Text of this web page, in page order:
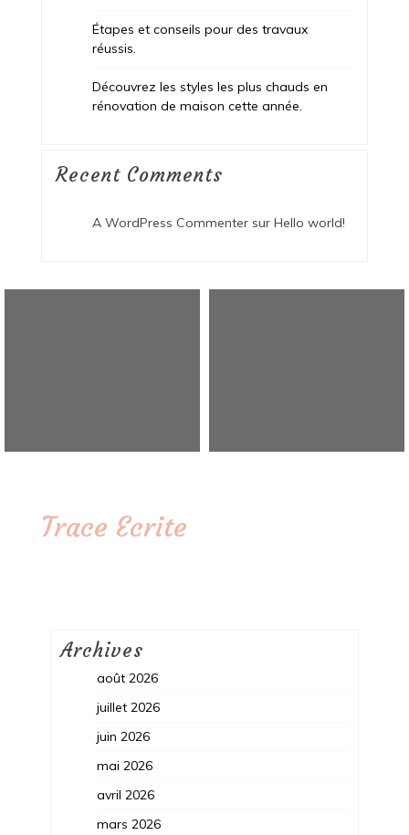
Étapes et conseils pour des travaux
réussis.
Découvrez les styles les plus chauds en
rénovation de maison cette année.
Recent Comments
A WordPress Commentersur Hello world!
Trace Ecrite
Archives
août 2026
juillet 2026
juin 2026
mai 2026
avril 2026
mars 2026